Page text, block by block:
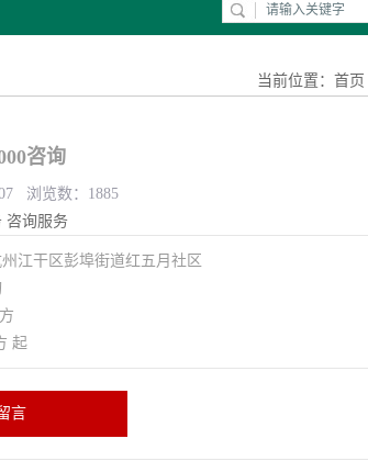
当前位置： 首页
咨询
浏览数：1885
咨询服务
江干区彭埠街道红五月社区
起
言